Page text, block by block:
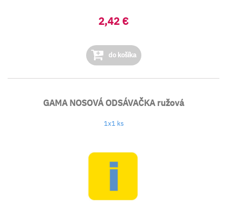
2,42 €
do košíka
GAMA NOSOVÁ ODSÁVAČKA ružová
1x1 ks